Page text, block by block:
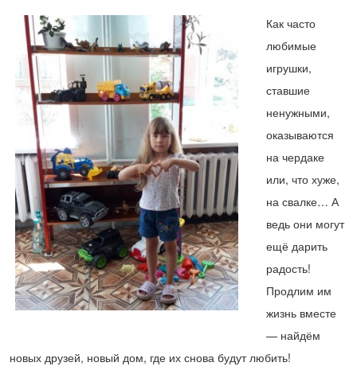
Как часто
любимые
игрушки,
ставшие
ненужными,
оказываются
на чердаке
или, что хуже,
на свалке… А
ведь они могут
ещё дарить
радость!
Продлим им
жизнь вместе
— найдём
новых друзей, новый дом, где их снова будут любить!